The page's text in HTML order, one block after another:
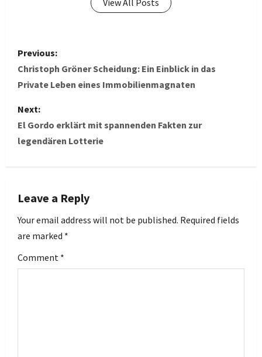
View All Posts
P
o
t
n
v
i
g
a
Previous:
Christoph Gröner Scheidung: Ein Einblick in das
Private Leben eines Immobilienmagnaten
Next:
El Gordo erklärt mit spannenden Fakten zur
legendären Lotterie
Leave a Reply
Your email address will not be published. Required fields
are marked *
Comment *